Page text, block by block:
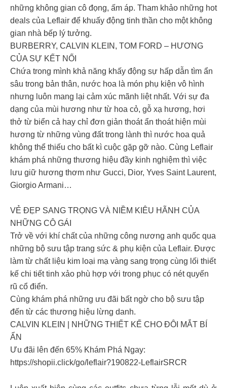
những không gian cô đọng, ấm áp. Tham khảo những hot
deals của Leflair để khuấy động tinh thần cho một không
gian nhà bếp lý tưởng.
BURBERRY, CALVIN KLEIN, TOM FORD – HƯƠNG
CỦA SỰ KẾT NỐI
Chứa trong mình khả năng khấy động sự hấp dẫn tìm ẩn
sâu trong bản thân, nước hoa là món phụ kiện vô hình
nhưng luôn mang lại cảm xúc mãnh liệt nhất. Với sự đa
dạng của mùi hương như từ hoa cỏ, gỗ xạ hương, hơi
thở từ biển cả hay chỉ đơn giản thoát ẩn thoát hiện mùi
hương từ những vùng đất trong lành thì nước hoa quả
không thể thiếu cho bất kì cuộc gặp gỡ nào. Cùng Leflair
khám phá những thương hiệu đầy kinh nghiệm thì việc
lưu giữ hương thơm như Gucci, Dior, Yves Saint Laurent,
Giorgio Armani…
VẺ ĐẸP SANG TRỌNG VÀ NIỀM KIÊU HÃNH CỦA
NHỮNG CÔ GÁI
Trở về với khí chất của những công nương anh quốc qua
những bộ sưu tập trang sức & phụ kiện của Leflair. Được
làm từ chất liệu kim loại mạ vàng sang trọng cùng lối thiết
kế chi tiết tinh xảo phù hợp với trong phục có nét quyến
rũ cổ điển.
Cùng khám phá những ưu đãi bất ngờ cho bộ sưu tập
đến từ các thương hiệu lừng danh.
CALVIN KLEIN | NHỮNG THIẾT KẾ CHO ĐÔI MẮT BÍ
ẨN
Ưu đãi lên đến 65% Khám Phá Ngay:
https://shopii.click/go/leflair?190822-LeflairSRCR